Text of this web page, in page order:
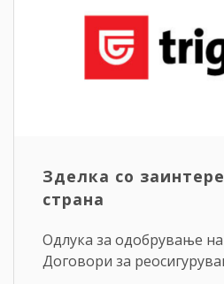
Зделка со
страна
Одлука за одобрување
Договори за